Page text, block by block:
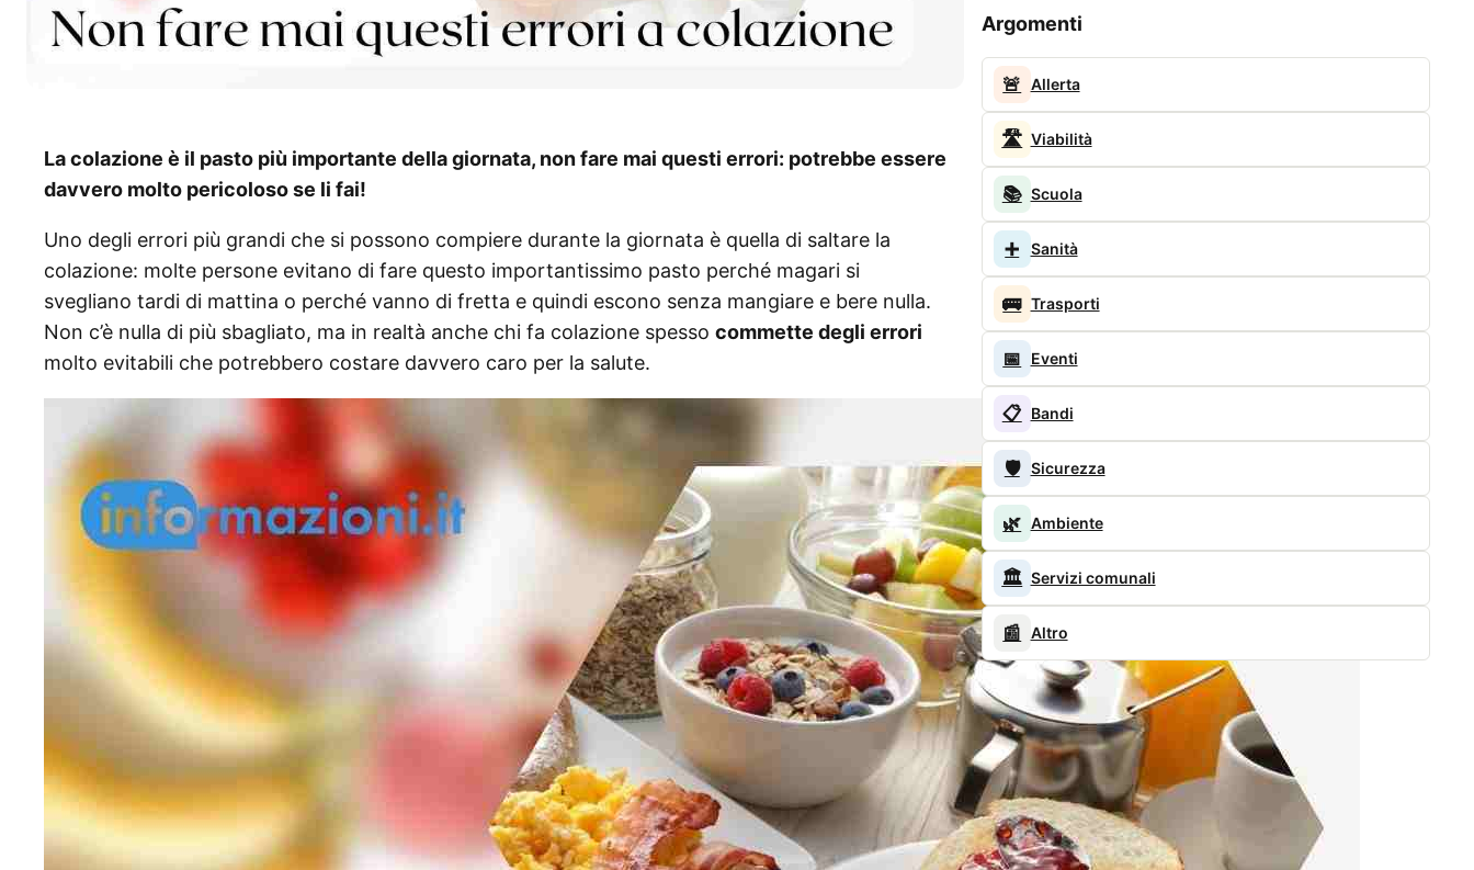
La colazione è il pasto più importante della giornata, non fare mai questi errori: potrebbe essere
davvero molto pericoloso se li fai!
Uno degli errori più grandi che si possono compiere durante la giornata è quella di saltare la
colazione: molte persone evitano di fare questo importantissimo pasto perché magari si
svegliano tardi di mattina o perché vanno di fretta e quindi escono senza mangiare e bere nulla.
Non c’è nulla di più sbagliato, ma in realtà anche chi fa colazione spesso commette degli errori
molto evitabili che potrebbero costare davvero caro per la salute.
Argomenti
🚨 Allerta
🛣️ Viabilità
📚 Scuola
➕ Sanità
🚌 Trasporti
📅 Eventi
📋 Bandi
🛡️ Sicurezza
🌿 Ambiente
🏛️ Servizi comunali
📰 Altro